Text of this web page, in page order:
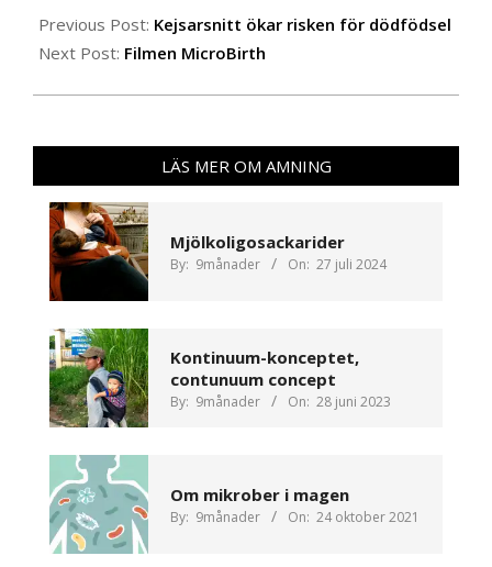
helammas en…
07-
12
Previous Post: Kejsarsnitt ökar risken för dödfödsel
Next Post: Filmen MicroBirth
LÄS MER OM AMNING
Mjölkoligosackarider
By: 9månader On: 27 juli 2024
Kontinuum-konceptet,
contunuum concept
By: 9månader On: 28 juni 2023
Om mikrober i magen
By: 9månader On: 24 oktober 2021